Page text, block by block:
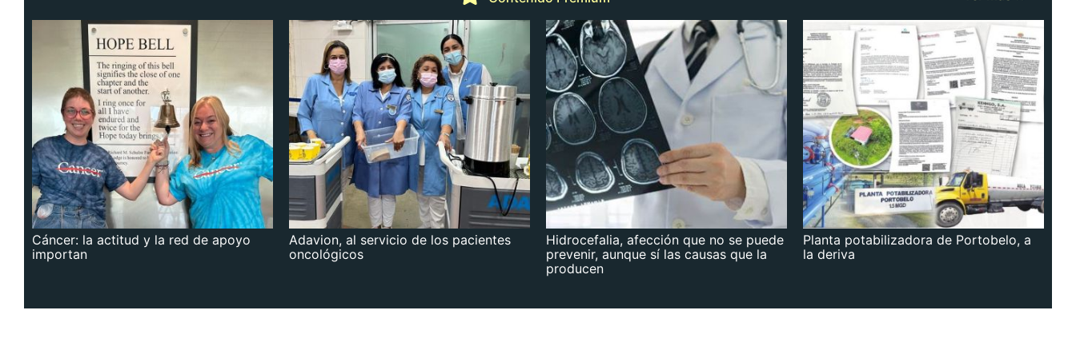
Cáncer: la actitud y la red de apoyo
importan
Adavion, al servicio de los pacientes
oncológicos
Hidrocefalia, afección que no se puede
prevenir, aunque sí las causas que la
producen
Planta potabilizadora de Portobelo, a
la deriva